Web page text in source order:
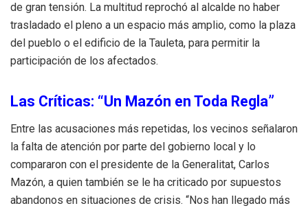
de gran tensión. La multitud reprochó al alcalde no haber
trasladado el pleno a un espacio más amplio, como la plaza
del pueblo o el edificio de la Tauleta, para permitir la
participación de los afectados.
Las Críticas: “Un Mazón en Toda Regla”
Entre las acusaciones más repetidas, los vecinos señalaron
la falta de atención por parte del gobierno local y lo
compararon con el presidente de la Generalitat, Carlos
Mazón, a quien también se le ha criticado por supuestos
abandonos en situaciones de crisis. “Nos han llegado más